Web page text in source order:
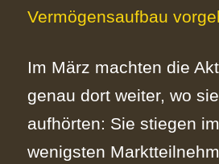
Im März machten die
genau dort weiter, wo
aufhörten: Sie stiegen im
wenigsten